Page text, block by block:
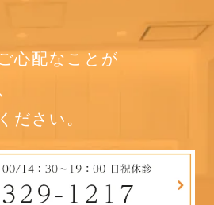
心配なことが
ださい。